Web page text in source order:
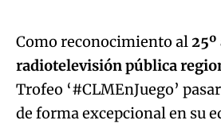
Como reconocimiento al25º
radiotelevisión pública
Trofeo ‘#CLMEnJuego’
de forma excepcional en su